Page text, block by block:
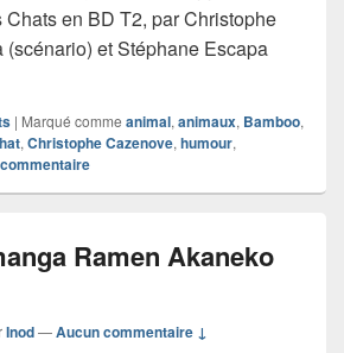
en BD T2, par Christophe
et Stéphane Escapa
| Marqué comme animal, animaux, Bamboo,
, Christophe Cazenove, humour,
Ramen Akaneko
Inod—Aucun commentaire ↓